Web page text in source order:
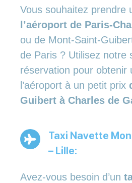
Vous souhaitez prendre
l’aéroport de Paris-
ou de Mont-Saint-
de Paris ? Utilisez notre
réservation pour obtenir
l’aéroport à un petit prix
Guibert à Charles de
Taxi Navette
– Lille:
Avez-vous besoin d’un